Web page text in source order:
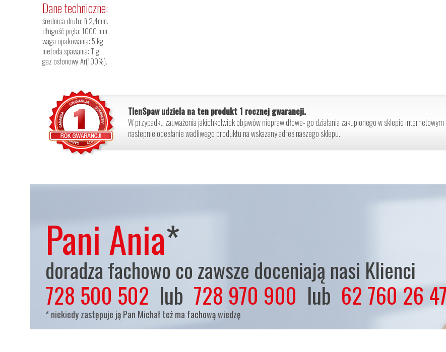
Dane techniczne:
średnica drutu: fi 2,4mm.
długość pręta: 1000 mm.
waga opakowania: 5 kg.
metoda spawania: Tig.
gaz osłonowy Ar(100%).
TlenSpaw udziela na ten produkt 1 rocznej gwarancji.
W przypadku zauważenia jakichkolwiek objawów nieprawidłowe- go działania zakupionego w sklepie
nastepnie odesłanie wadliwego produktu na wskazany adres naszego sklepu.
Pani Ania*
doradza fachowo co zawsze doceniają nasi Klienci
728 500 502 lub 728 970 900 lub 62 760 26 47
* niekiedy zastępuje ją Pan Michał też ma fachową wiedzę